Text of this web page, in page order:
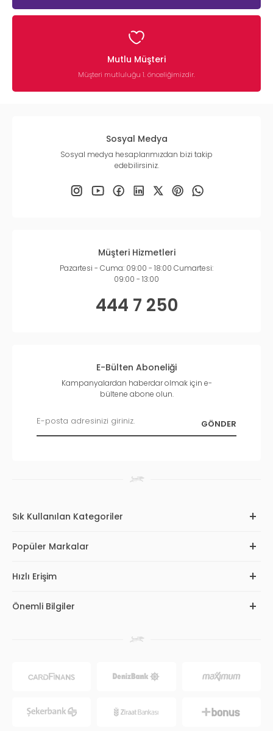
Mutlu Müşteri
Müşteri mutluluğu 1. önceliğimizdir.
Sosyal Medya
Sosyal medya hesaplarımızdan bizi takip
edebilirsiniz.
Müşteri Hizmetleri
Pazartesi - Cuma: 09:00 - 18:00 Cumartesi:
09:00 - 13:00
444 7 250
E-Bülten Aboneliği
Kampanyalardan haberdar olmak için e-
bültene abone olun.
Sık Kullanılan Kategoriler
Popüler Markalar
Hızlı Erişim
Önemli Bilgiler